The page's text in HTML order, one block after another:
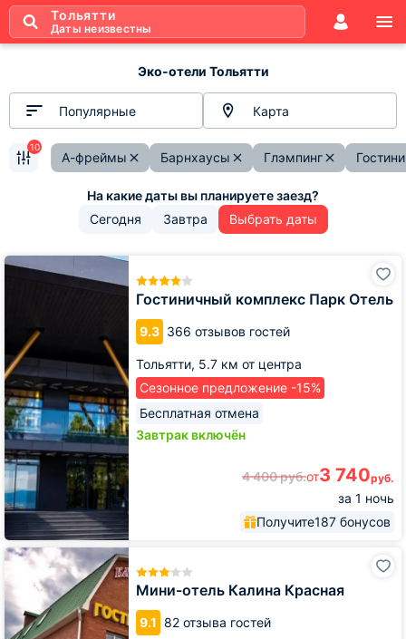
Тольятти
Даты неизвестны
Эко-отели Тольятти
Популярные Карта
А-фреймы Барнхаусы Глэмпинг
10
Сегодня Завтра Выбрать даты
Гостиничный комплекс Парк Отель
9.3 366 отзывов гостей
Тольятти, 5.7 км от центра
Сезонное предложение -15%
Бесплатная отмена
Завтрак включён
4 400руб.от3 740руб.
за 1 ночь
Получите187 бонусов
Гостиничный
Мини-отель Калина Красная
9.1 82 отзыва гостей
Мини-
отель
Калина
Красная